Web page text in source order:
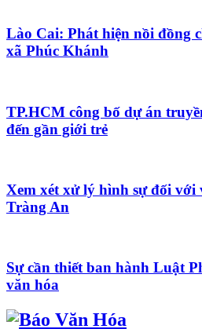
Lào Cai: Phát hiện nồi đồng
xã Phúc Khánh
TP.HCM công bố dự án
đến gần giới trẻ
Xem xét xử lý hình sự đối với
Tràng An
Sự cần thiết ban hành Luật
văn hóa